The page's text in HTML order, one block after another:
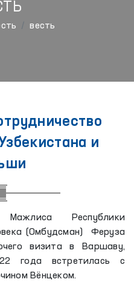
весть
и
Республики
(Омбудсман) Феруза
визита в Варшаву,
года встретилась с
Вёнцеком.